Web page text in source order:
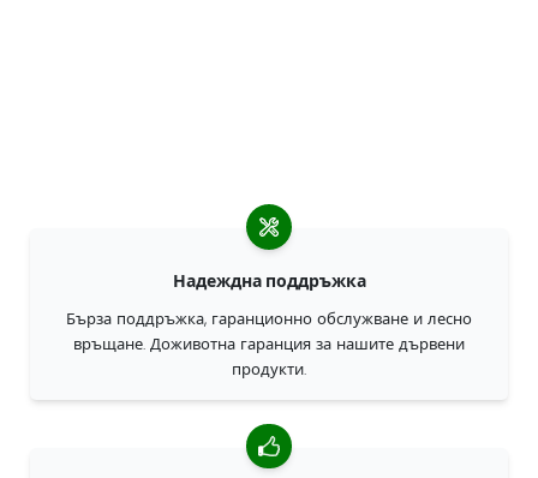
Надеждна поддръжка
Бърза поддръжка, гаранционно обслужване и лесно
връщане. Доживотна гаранция за нашите дървени
продукти.